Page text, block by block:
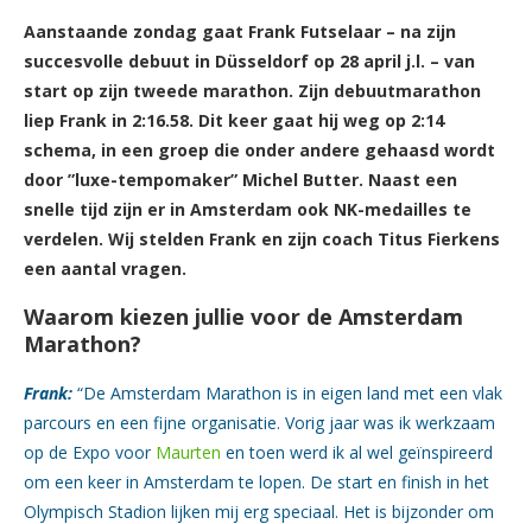
Aanstaande zondag gaat Frank Futselaar – na zijn
succesvolle debuut in Düsseldorf op 28 april j.l. – van
start op zijn tweede marathon. Zijn debuutmarathon
liep Frank in 2:16.58. Dit keer gaat hij weg op 2:14
schema, in een groep die onder andere gehaasd wordt
door ”luxe-tempomaker” Michel Butter. Naast een
snelle tijd zijn er in Amsterdam ook NK-medailles te
verdelen. Wij stelden Frank en zijn coach Titus Fierkens
een aantal vragen.
Waarom kiezen jullie voor de Amsterdam
Marathon?
Frank: “De Amsterdam Marathon is in eigen land met een vlak
parcours en een fijne organisatie. Vorig jaar was ik werkzaam
op de Expo voor Maurten en toen werd ik al wel geïnspireerd
om een keer in Amsterdam te lopen. De start en finish in het
Olympisch Stadion lijken mij erg speciaal. Het is bijzonder om